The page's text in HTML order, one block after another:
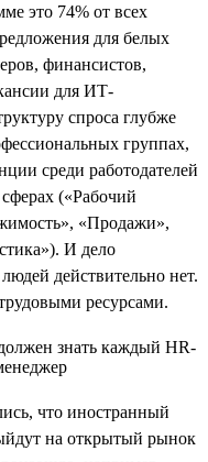
это 74% от всех
для белых
финансистов,
для ИТ-
спроса глубже
группах,
среди работодателей
(«Рабочий
«Продажи»,
И дело
действительно нет.
ресурсами.
что иностранный
на открытый рынок